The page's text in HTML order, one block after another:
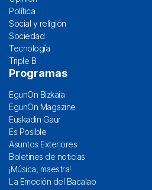
Política
Social y religión
Sociedad
Tecnología
Triple B
Programas
EgunOn Bizkaia
EgunOn Magazine
Euskadin Gaur
Es Posible
Asuntos Exteriores
Boletines de noticias
¡Música, maestra!
La Emoción del Bacalao